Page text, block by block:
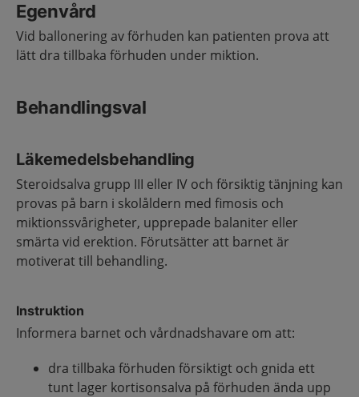
Egenvård
Vid ballonering av förhuden kan patienten prova att
lätt dra tillbaka förhuden under miktion.
Behandlingsval
Läkemedelsbehandling
Steroidsalva grupp III eller IV och försiktig tänjning kan
provas på barn i skolåldern med fimosis och
miktionssvårigheter, upprepade balaniter eller
smärta vid erektion. Förutsätter att barnet är
motiverat till behandling.
Instruktion
Informera barnet och vårdnadshavare om att:
dra tillbaka förhuden försiktigt och gnida ett
tunt lager kortisonsalva på förhuden ända upp